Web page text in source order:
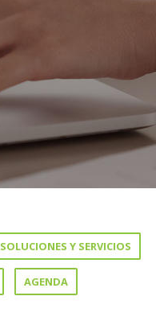
SOLUCIONES Y SERVICIOS
AGENDA